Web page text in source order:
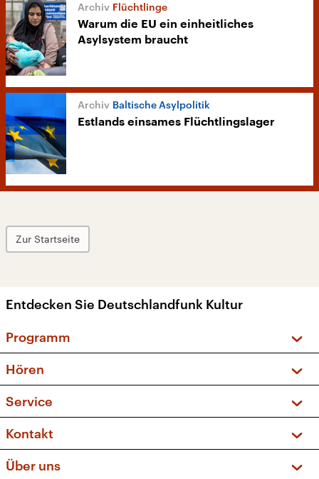
Flüchtlinge
Warum die EU ein einheitliches
Asylsystem braucht
Baltische Asylpolitik
Estlands einsames Flüchtlingslager
Zur Startseite
Entdecken Sie Deutschlandfunk Kultur
Programm
Sendungen und Podcasts
Musikliste
Kakadu – Das Kinderprogramm
Hören
Frequenzen (UKW + DAB+)
Service
FAQ
Apps
Newsletter
Kontakt
Über uns